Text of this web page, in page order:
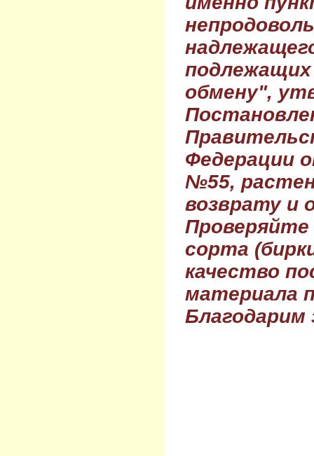
обмену",
Федерации
№55,
возврату и
Проверяйте
сорта
качество
материала
Благодарим